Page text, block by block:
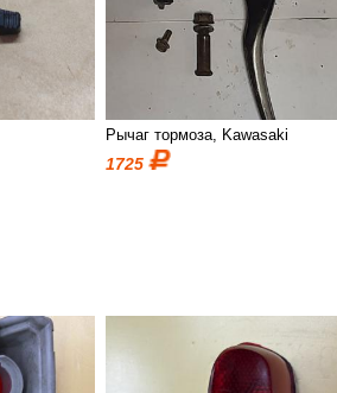
Рычаг тормоза, Kawasaki
1725